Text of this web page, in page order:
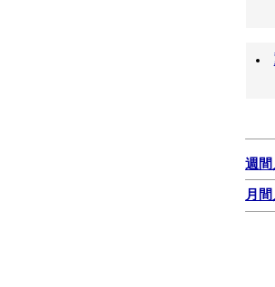
週間
月